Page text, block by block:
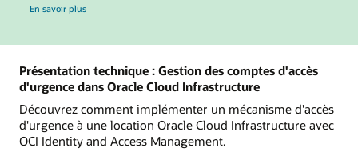
En savoir plus
Présentation technique : Gestion des comptes d'accès
d'urgence dans Oracle Cloud Infrastructure
Découvrez comment implémenter un mécanisme d'accès
d'urgence à une location Oracle Cloud Infrastructure avec
OCI Identity and Access Management.